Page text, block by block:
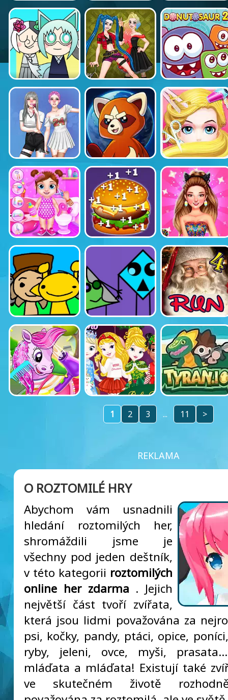
1 2 3 ... 11 >
REKLAMA
O ROZTOMILÉ HRY
Abychom vám usnadnili
hledání roztomilých her,
shromáždili jsme je
všechny pod jeden deštník,
v této kategorii roztomilých
online her zdarma . Jejich
největší část tvoří zvířata,
která jsou lidmi považována za
psi, kočky, pandy, ptáci, opice,
ryby, jeleni, ovce, myši,
mláďata a mláďata! Existují také
ve skutečném životě